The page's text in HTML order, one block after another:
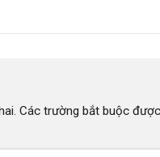
Các trường bắt buộc